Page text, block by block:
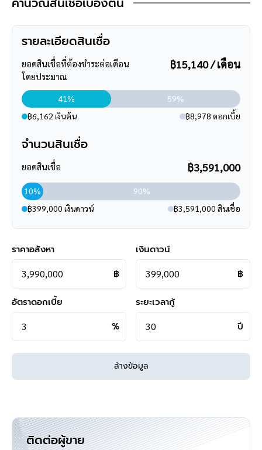
- ใกล้จุดขึ้นทางด่วน "ศรีรัช"
**สอบถามข้อมูลบ้านมือสอง**
สูงสุดถึง 90-110 % ที่สำคัญคือ ฟรีค่ะ
สามารถนัดชมบ้าน หรือสอบถามข้อมูลเบื้องต้น ทุกวัน ได้ที่เบอร์
-264-4465,02-494-9187
คุยไลน์กับบ้านบางกอก >
http://line.me/ti/p/%40bangkokasset
Instagram > https://goo.gl/REzvav
ดูรายละเอียดเพิ่มเติมได้ที่ >
https://www.facebook.com/bangkok
assetsclub
รีวิวจริงจากลูกค้าได้ที่ :
https://goo.gl/esmXPD
**ทางบริษัทฯ ขอสงวนสิทธิ์ในการเปลี่ยนแปลงราคาและโปรโมชั่น
>>>แล้วทำไมต้องซื้อบ้านมือสองรีโนเวท
กับเรา "บ้านบางกอก" ?? อยากรู้คลิก<<<
ซูเปอร์มาร์เก็ต
โลตัส บางใหญ่
แม็คโคร ศาลายา
โลตัส ศาลายา 9.97 กม.
ราคาอสังหา
฿
เงินดาวน์
฿
อัตราดอกเบี้ย
%
ระยะเวลากู้
ปี
ล้างข้อมูล
รายละเอียดสินเชื่อ
ยอดสินเชื่อที่ต้องชำระต่อเดือน
โดยประมาณ
฿15,140 / เดือน
41%
59%
฿6,162 เงินต้น
฿8,978 ดอกเบี้ย
จำนวนสินเชื่อ
ยอดสินเชื่อ ฿3,591,000
10%
90%
฿399,000 เงินดาวน์
฿3,591,000 สินเชื่อ
ติดต่อผู้ขาย